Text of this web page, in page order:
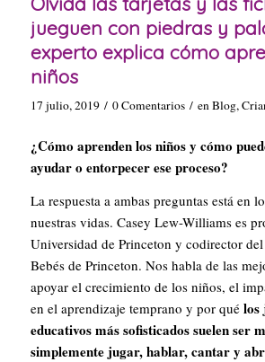
jueguen con piedras y
experto explica cómo
niños
17 julio, 2019 / 0 Comentarios / enBlog,
¿Cómo aprenden los niños y cómo
ayudar o entorpecer ese proceso?
La respuesta a ambas preguntas está en
nuestras vidas. Casey Lew-Williams es
Universidad de Princeton y codirector
Bebés de Princeton. Nos habla de las
apoyar el crecimiento de los niños, el
en el aprendizaje temprano y por qué los
educativos más sofisticados suelen ser
simplemente jugar,hablar,cantary